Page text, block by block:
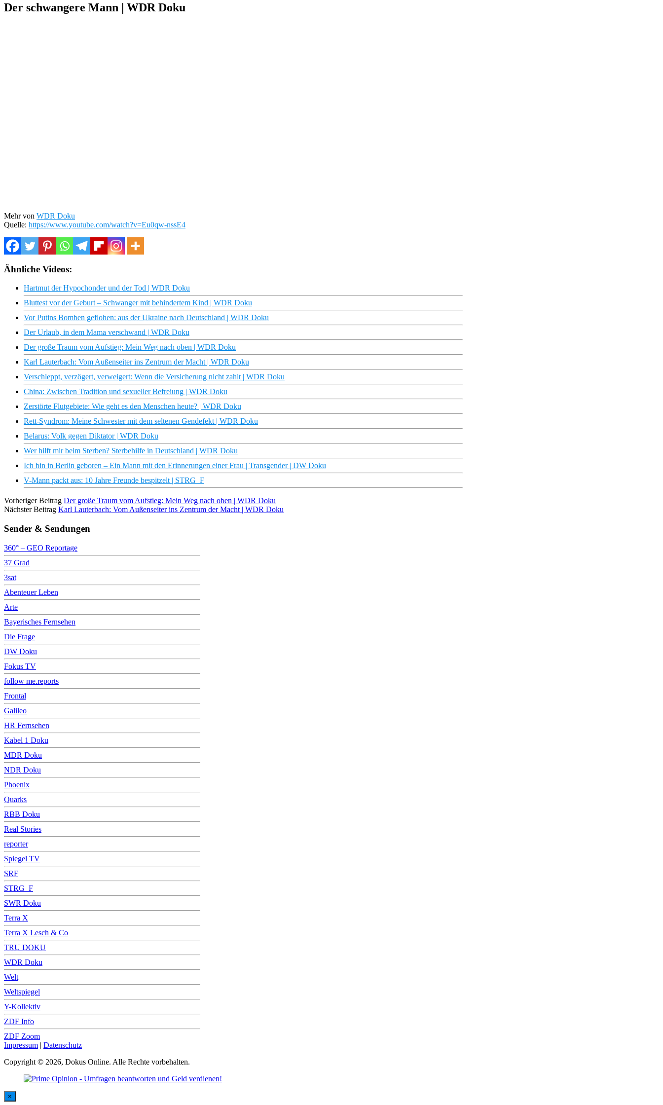
Der schwangere Mann | WDR Doku
Mehr von WDR Doku
Quelle: https://www.youtube.com/watch?v=Eu0qw-nssE4
Ähnliche Videos:
Hartmut der Hypochonder und der Tod | WDR Doku
Bluttest vor der Geburt – Schwanger mit behindertem Kind | WDR Doku
Vor Putins Bomben geflohen: aus der Ukraine nach Deutschland | WDR Doku
Der Urlaub, in dem Mama verschwand | WDR Doku
Der große Traum vom Aufstieg: Mein Weg nach oben | WDR Doku
Karl Lauterbach: Vom Außenseiter ins Zentrum der Macht | WDR Doku
Verschleppt, verzögert, verweigert: Wenn die Versicherung nicht zahlt | WDR Doku
China: Zwischen Tradition und sexueller Befreiung | WDR Doku
Zerstörte Flutgebiete: Wie geht es den Menschen heute? | WDR Doku
Rett-Syndrom: Meine Schwester mit dem seltenen Gendefekt | WDR Doku
Belarus: Volk gegen Diktator | WDR Doku
Wer hilft mir beim Sterben? Sterbehilfe in Deutschland | WDR Doku
Ich bin in Berlin geboren – Ein Mann mit den Erinnerungen einer Frau | Transgender | DW Doku
V-Mann packt aus: 10 Jahre Freunde bespitzelt | STRG_F
Vorheriger Beitrag Der große Traum vom Aufstieg: Mein Weg nach oben | WDR Doku
Nächster Beitrag Karl Lauterbach: Vom Außenseiter ins Zentrum der Macht | WDR Doku
Sender & Sendungen
360° – GEO Reportage
37 Grad
3sat
Abenteuer Leben
Arte
Bayerisches Fernsehen
Die Frage
DW Doku
Fokus TV
follow me.reports
Frontal
Galileo
HR Fernsehen
Kabel 1 Doku
MDR Doku
NDR Doku
Phoenix
Quarks
RBB Doku
Real Stories
reporter
Spiegel TV
SRF
STRG_F
SWR Doku
Terra X
Terra X Lesch & Co
TRU DOKU
WDR Doku
Welt
Weltspiegel
Y-Kollektiv
ZDF Info
ZDF Zoom
Impressum | Datenschutz
Copyright © 2026, Dokus Online. Alle Rechte vorbehalten.
×